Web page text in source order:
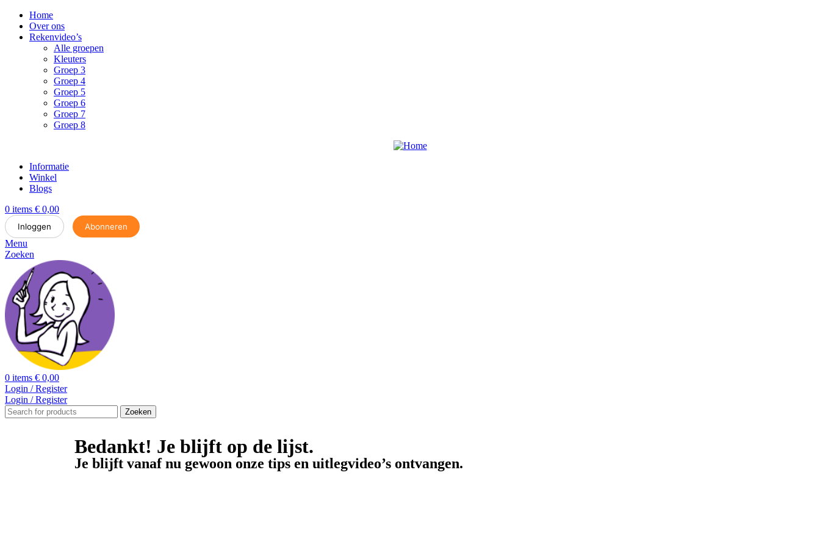
Home
Over ons
Rekenvideo’s
Alle groepen
Kleuters
Groep 3
Groep 4
Groep 5
Groep 6
Groep 7
Groep 8
Informatie
Winkel
Blogs
0 items € 0,00
Inloggen Abonneren
Menu
Zoeken
0 items € 0,00
Login / Register
Login / Register
Zoeken
Bedankt! Je blijft op de lijst.
Je blijft vanaf nu gewoon onze tips en uitlegvideo’s ontvangen.